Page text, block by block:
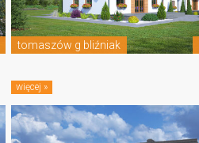
tomaszów g bliźniak